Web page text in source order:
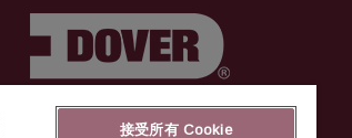
接受所有 Cookie